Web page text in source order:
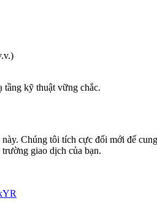
tầng kỹ thuật vững chắc.
Chúng tôi tích cực đổi mới để
giao dịch của bạn.